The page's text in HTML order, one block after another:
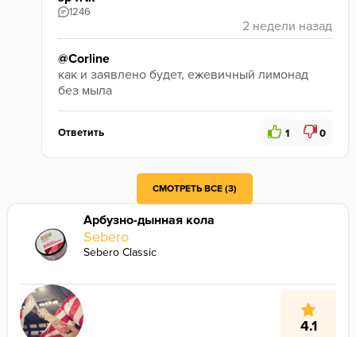
1246
@Corline
как и заявлено будет, ежевичный лимонад
без мыла
Ответить 1 0
СМОТРЕТЬ ВСЕ (3)
Арбузно-дынная кола
Sebero
Sebero Classic
4.1